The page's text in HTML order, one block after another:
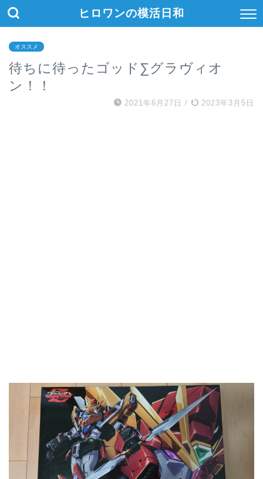
ヒロワンの模活日和
オススメ
待ちに待ったゴッド∑グラヴィオ
ン！！
2021年6月27日 / 2023年3月5日